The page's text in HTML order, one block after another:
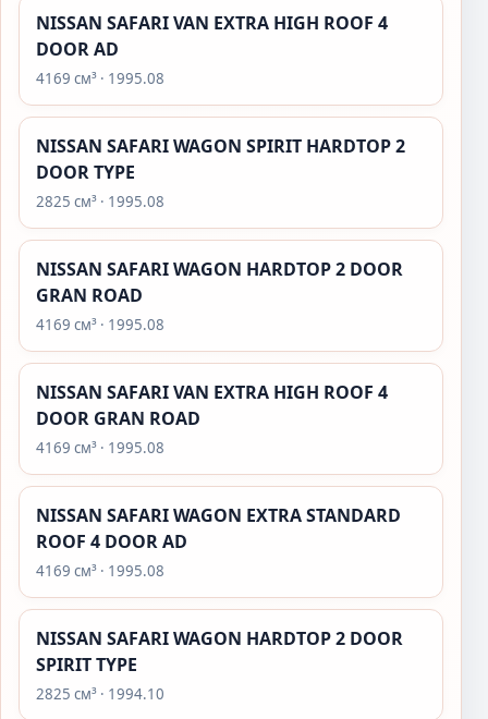
NISSAN SAFARI VAN EXTRA HIGH ROOF 4
DOOR AD
4169 см³ · 1995.08
NISSAN SAFARI WAGON SPIRIT HARDTOP 2
DOOR TYPE
2825 см³ · 1995.08
NISSAN SAFARI WAGON HARDTOP 2 DOOR
GRAN ROAD
4169 см³ · 1995.08
NISSAN SAFARI VAN EXTRA HIGH ROOF 4
DOOR GRAN ROAD
4169 см³ · 1995.08
NISSAN SAFARI WAGON EXTRA STANDARD
ROOF 4 DOOR AD
4169 см³ · 1995.08
NISSAN SAFARI WAGON HARDTOP 2 DOOR
SPIRIT TYPE
2825 см³ · 1994.10